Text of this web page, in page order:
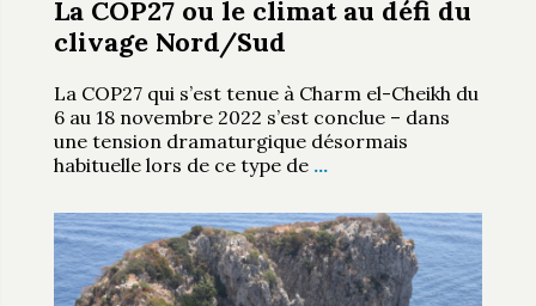
La COP27 ou le climat au défi du
clivage Nord/Sud
La COP27 qui s’est tenue à Charm el-Cheikh du
6 au 18 novembre 2022 s’est conclue – dans
une tension dramaturgique désormais
habituelle lors de ce type de …